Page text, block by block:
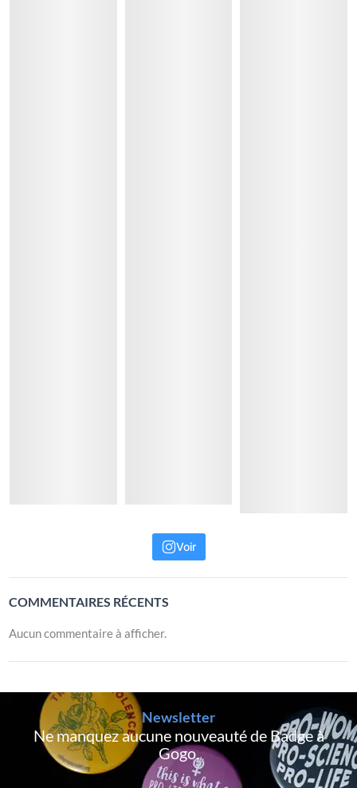
Voir
COMMENTAIRES RÉCENTS
Aucun commentaire à afficher.
Newsletter
Ne manquez aucune nouveauté de Badge à
Gogo,